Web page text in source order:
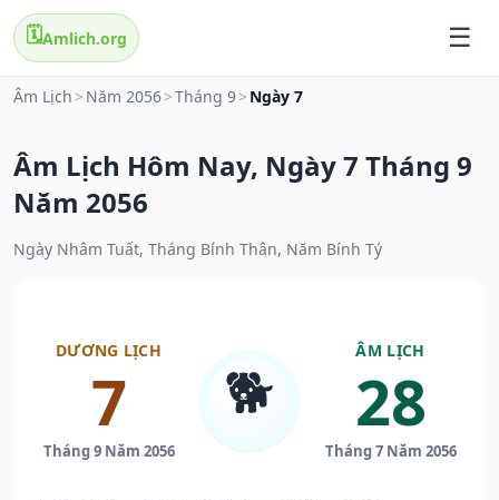
🗓️Amlich.org
Âm Lịch > Năm 2056>Tháng 9> Ngày 7
Âm Lịch Hôm Nay, Ngày 7 Tháng 9
Năm 2056
Ngày Nhâm Tuất, Tháng Bính Thân, Năm Bính Tý
DƯƠNG LỊCH
7
Tháng 9 Năm 2056
🐕
ÂM LỊCH
28
Tháng 7 Năm 2056